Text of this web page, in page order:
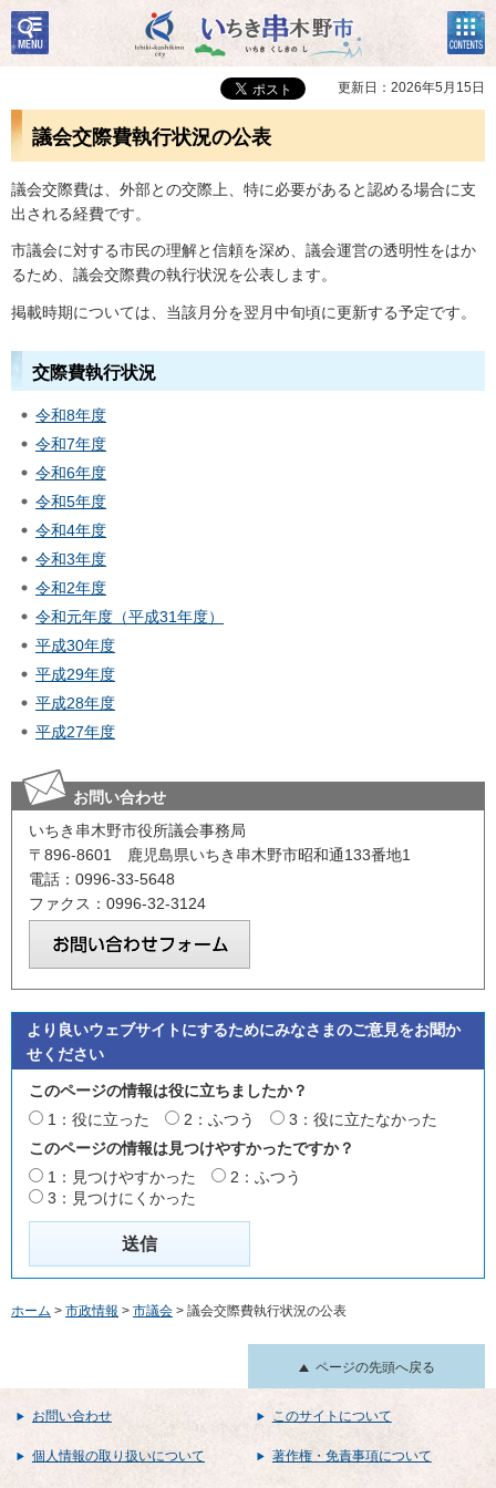
いちき串木野市
検
索・
共通
コン
テン
ツメ
ニュ
更新日：2026年5月15日
議会交際費執行状況の公表
議会交際費は、外部との交際上、特に必要があると認める場合に支
出される経費です。
市議会に対する市民の理解と信頼を深め、議会運営の透明性をはか
るため、議会交際費の執行状況を公表します。
掲載時期については、当該月分を翌月中旬頃に更新する予定です。
交際費執行状況
令和8年度
令和7年度
令和6年度
令和5年度
令和4年度
令和3年度
令和2年度
令和元年度（平成31年度）
平成30年度
平成29年度
平成28年度
平成27年度
お問い合わせ
いちき串木野市役所議会事務局
〒896-8601 鹿児島県いちき串木野市昭和通133番地1
電話：0996-33-5648
ファクス：0996-32-3124
より良いウェブサイトにするためにみなさまのご意見をお聞か
せください
このページの情報は役に立ちましたか？
1：役に立った
2：ふつう
3：役に立たなかった
このページの情報は見つけやすかったですか？
1：見つけやすかった
2：ふつう
3：見つけにくかった
ホーム > 市政情報 > 市議会 > 議会交際費執行状況の公表
ページの先頭へ戻る
お問い合わせ このサイトについて
個人情報の取り扱いについて 著作権・免責事項について